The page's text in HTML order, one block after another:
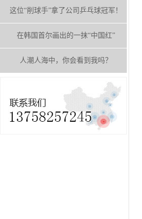
这位“削球手”拿了公司乒乓球冠军！
在韩国首尔画出的一抹“中国红”
人潮人海中，你会看到我吗？